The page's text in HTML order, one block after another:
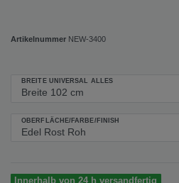
Artikelnummer NEW-3400
BREITE UNIVERSAL ALLES
OBERFLÄCHE/FARBE/FINISH
Innerhalb von 24 h versandfertig